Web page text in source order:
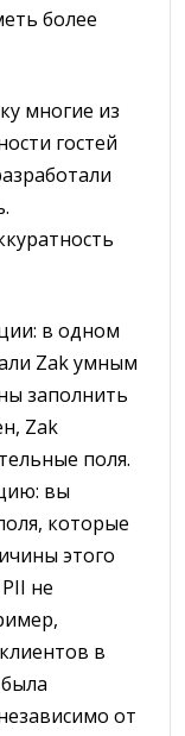
более
многие из
гостей
в одном
Zak умным
заполнить
Zak
поля.
вы
которые
этого
не
в
от